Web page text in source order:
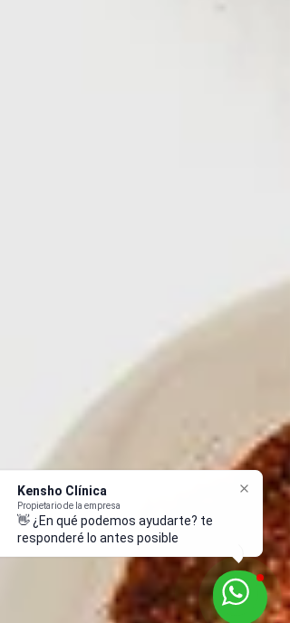
Kensho Clínica
Propietario de la empresa
👋 ¿En qué podemos ayudarte? te
responderé lo antes posible